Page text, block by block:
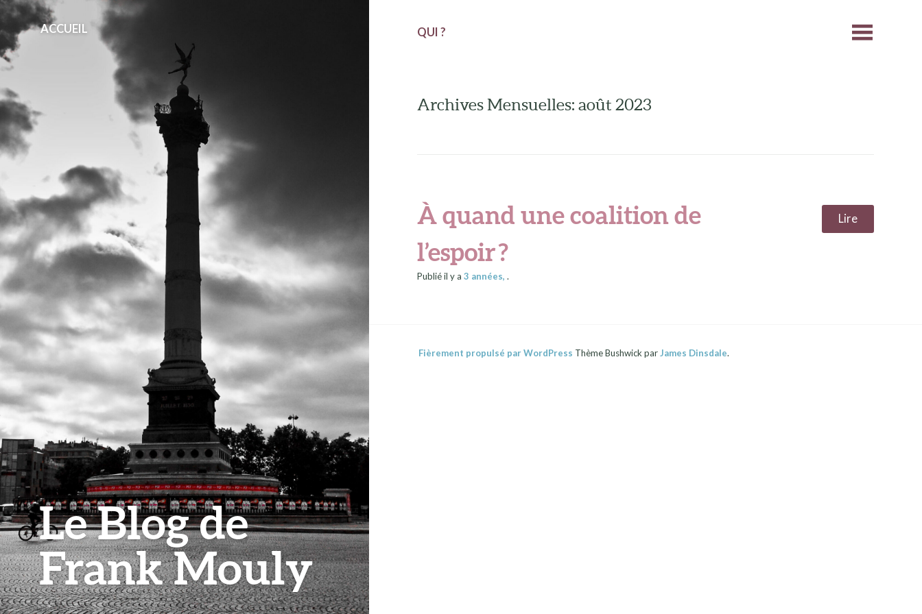
Le Blog de
Frank Mouly
ACCUEIL QUI ?
Archives Mensuelles: août 2023
À quand une coalition de
l’espoir ?
Lire
Publié il y a 3 années, .
Fièrement propulsé par WordPress Thème Bushwick par James Dinsdale.